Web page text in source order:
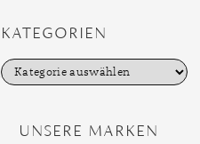
KATEGORIEN
K
a
UNSERE MARKEN